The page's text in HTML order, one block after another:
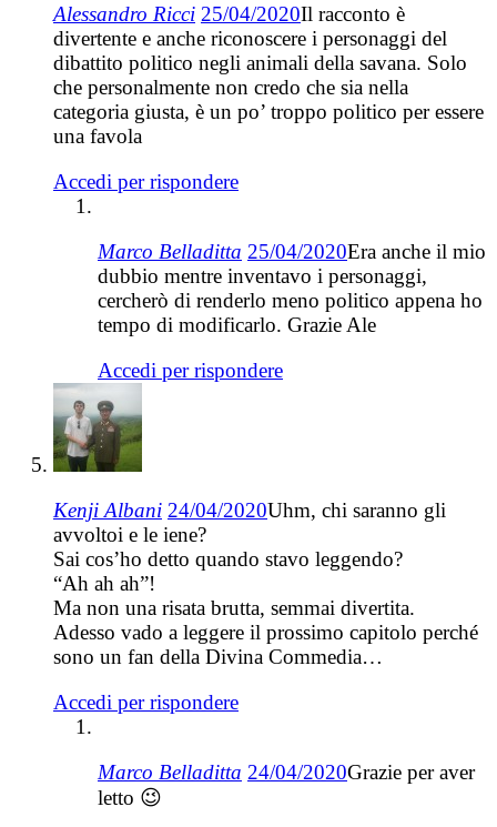
Alessandro Ricci 25/04/2020Il racconto è
divertente e anche riconoscere i personaggi del
dibattito politico negli animali della savana. Solo
che personalmente non credo che sia nella
categoria giusta, è un po’ troppo politico per essere
una favola
Accedi per rispondere
Marco Belladitta 25/04/2020Era anche il mio
dubbio mentre inventavo i personaggi,
cercherò di renderlo meno politico appena ho
tempo di modificarlo. Grazie Ale
Accedi per rispondere
Kenji Albani 24/04/2020Uhm, chi saranno gli
avvoltoi e le iene?
Sai cos’ho detto quando stavo leggendo?
“Ah ah ah”!
Ma non una risata brutta, semmai divertita.
Adesso vado a leggere il prossimo capitolo perché
sono un fan della Divina Commedia…
Accedi per rispondere
Marco Belladitta 24/04/2020Grazie per aver
letto 😉